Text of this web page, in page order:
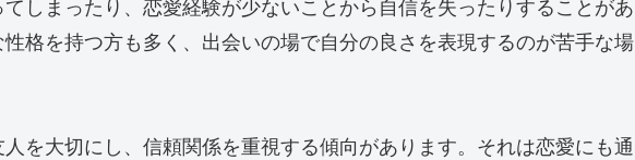
しまったり、恋愛経験が少ないことから自信を失ったりすることがあ
格を持つ方も多く、出会いの場で自分の良さを表現するのが苦手な場
を大切にし、信頼関係を重視する傾向があります。それは恋愛にも通